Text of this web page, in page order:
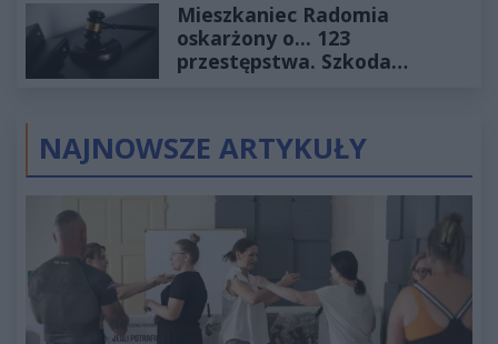
Mieszkaniec Radomia
oskarżony o... 123
przestępstwa. Szkoda
NAJNOWSZE ARTYKUŁY